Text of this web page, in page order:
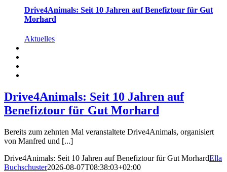
Drive4Animals: Seit 10 Jahren auf Benefiztour für Gut
Morhard
Aktuelles
Drive4Animals: Seit 10 Jahren auf
Benefiztour für Gut Morhard
Bereits zum zehnten Mal veranstaltete Drive4Animals, organisiert
von Manfred und [...]
Drive4Animals: Seit 10 Jahren auf Benefiztour für Gut MorhardElla
Buchschuster2026-08-07T08:38:03+02:00